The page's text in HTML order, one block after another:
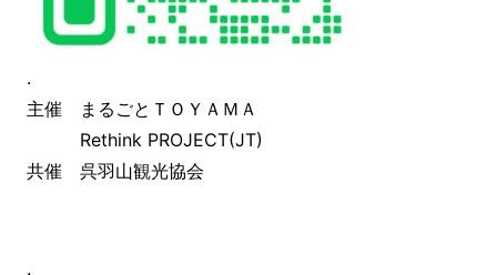
.
主催 まるごとＴＯＹＡＭＡ
Rethink PROJECT(JT)
共催 呉羽山観光協会
.